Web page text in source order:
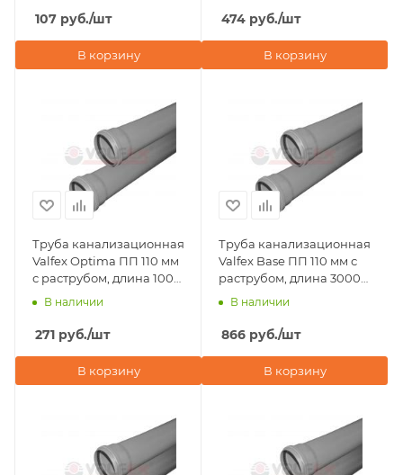
107 руб./шт
В корзину
474 руб./шт
В корзину
Труба канализационная
Valfex Optima ПП 110 мм
с раструбом, длина 1000
ммВ наличии
271 руб./шт
В корзину
Труба канализационная
Valfex Base ПП 110 мм с
раструбом, длина 3000
ммВ наличии
866 руб./шт
В корзину